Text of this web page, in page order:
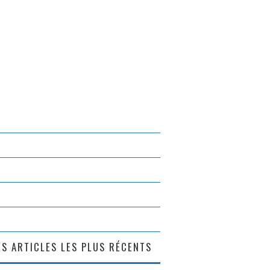
ARTICLES LES PLUS RÉCENTS